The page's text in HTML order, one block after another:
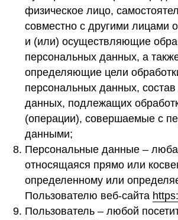
физическое лицо,
совместно с другими лицами
и (или) осуществляющие
персональных данных, а
определяющие цели
персональных данных,
данных, подлежащих
(операции), совершаемые с
данными;
Персональные данные –
относящаяся прямо или
определенному или
Пользователю веб-сайта
Пользователь – любой